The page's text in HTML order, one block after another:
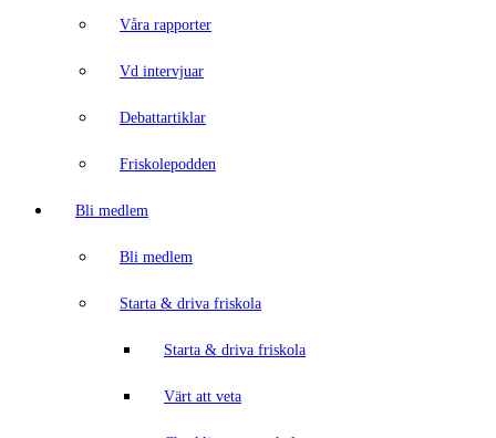
Våra rapporter
Vd intervjuar
Debattartiklar
Friskolepodden
Bli medlem
Bli medlem
Starta & driva friskola
Starta & driva friskola
Värt att veta